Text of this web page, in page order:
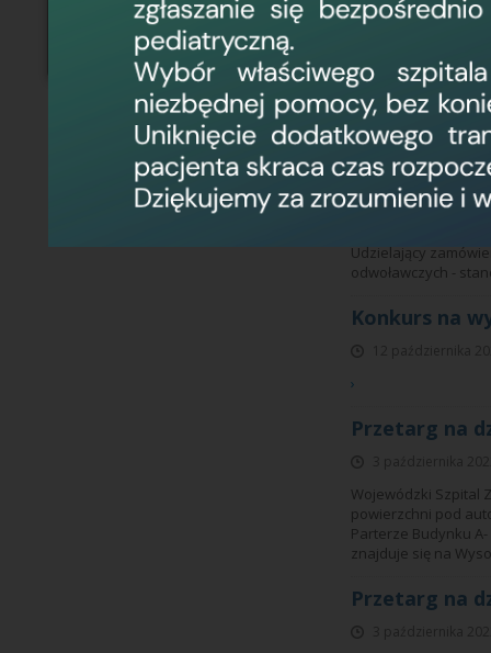
4 stycznia 2023,
przepisów art.26-27
obejmujący
usługi lekarzy
Konkurs na
26 października
Szczegółowe
Udzielający
odwoławczych -
Konkurs na
›
Przetarg na
Wojewódzki Szpital
powierzchni pod
Parterze Budynku
znajduje się na
Przetarg na